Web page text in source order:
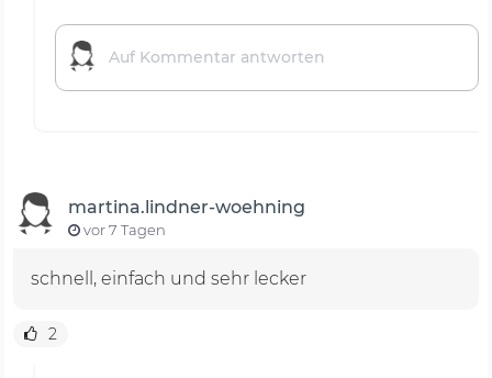
martina.lindner-woehning
vor 7 Tagen
schnell, einfach und sehr lecker
2